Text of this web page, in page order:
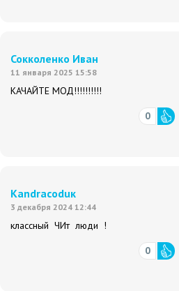
Сокколенко Иван
11 января 2025 15:58
КАЧАЙТЕ МОД!!!!!!!!!!
0
Kandracoduк
3 декабря 2024 12:44
классный ЧИт люди !
0